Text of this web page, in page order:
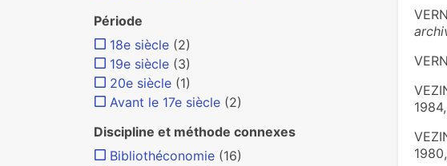
Période
18e siècle (2)
19e siècle (3)
20e siècle (1)
Avant le 17e siècle (2)
Discipline et méthode connexes
Bibliothéconomie (16)